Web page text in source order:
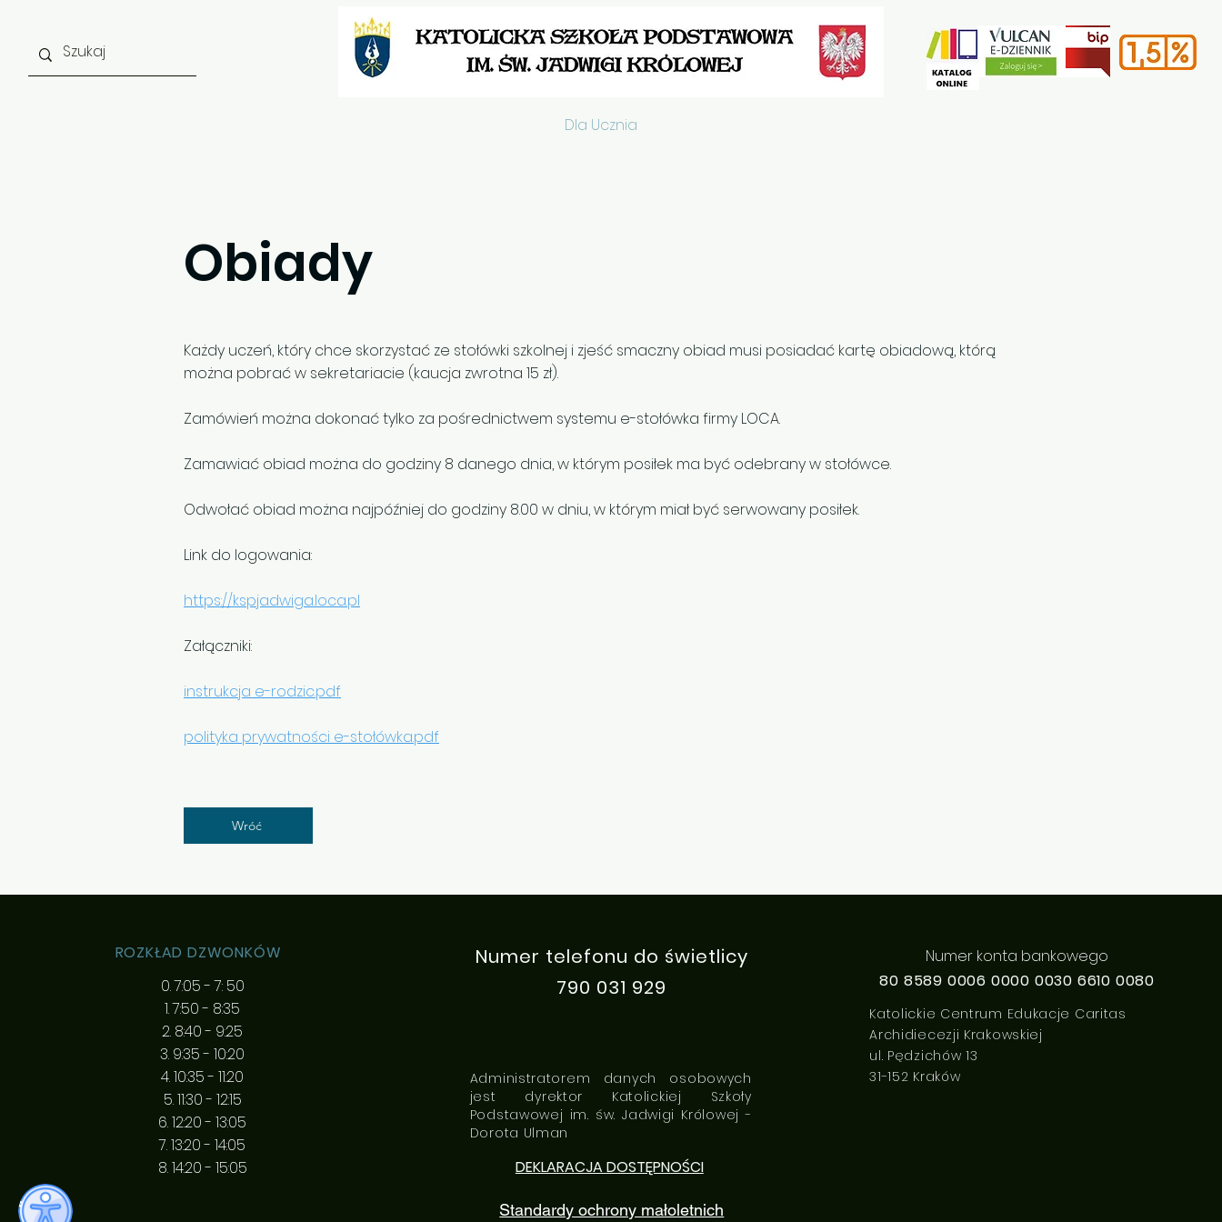
Dla Ucznia
Obiady
Każdy uczeń, który chce skorzystać ze stołówki szkolnej i zjeść smaczny obiad musi posiadać kartę obiadową, którą
można pobrać w sekretariacie (kaucja zwrotna 15 zł).
Zamówień można dokonać tylko za pośrednictwem systemu e-stołówka firmy LOCA.
Zamawiać obiad można do godziny 8 danego dnia, w którym posiłek ma być odebrany w stołówce.
Odwołać obiad można najpóźniej do godziny 8.00 w dniu, w którym miał być serwowany posiłek.
Link do logowania:
https://kspjadwiga.loca.pl
Załączniki:
instrukcja e-rodzic.pdf
polityka prywatności e-stołówka.pdf
Wróć
ROZKŁAD DZWONKÓW
0. 7:05 - 7: 50
1. 7:50 - 8:35
2. 8:40 - 9:25
3. 9:35 - 10:20
4. 10:35 - 11:20
5. 11:30 - 12:15
6. 12:20 - 13:05
7. 13:20 - 14:05
8. 14:20 - 15:05
Administratorem danych osobowych
jest dyrektor Katolickiej Szkoły
Podstawowej im. św. Jadwigi Królowej -
Dorota Ulman
DEKLARACJA DOSTĘPNOŚCI
Standardy ochrony małoletnich
Numer konta bankowego
80 8589 0006 0000 0030 6610 0080
Katolickie Centrum Edukacje Caritas
Archidiecezji Krakowskiej
ul. Pędzichów 13
31-152 Kraków
Numer telefonu do świetlicy
790 031 929